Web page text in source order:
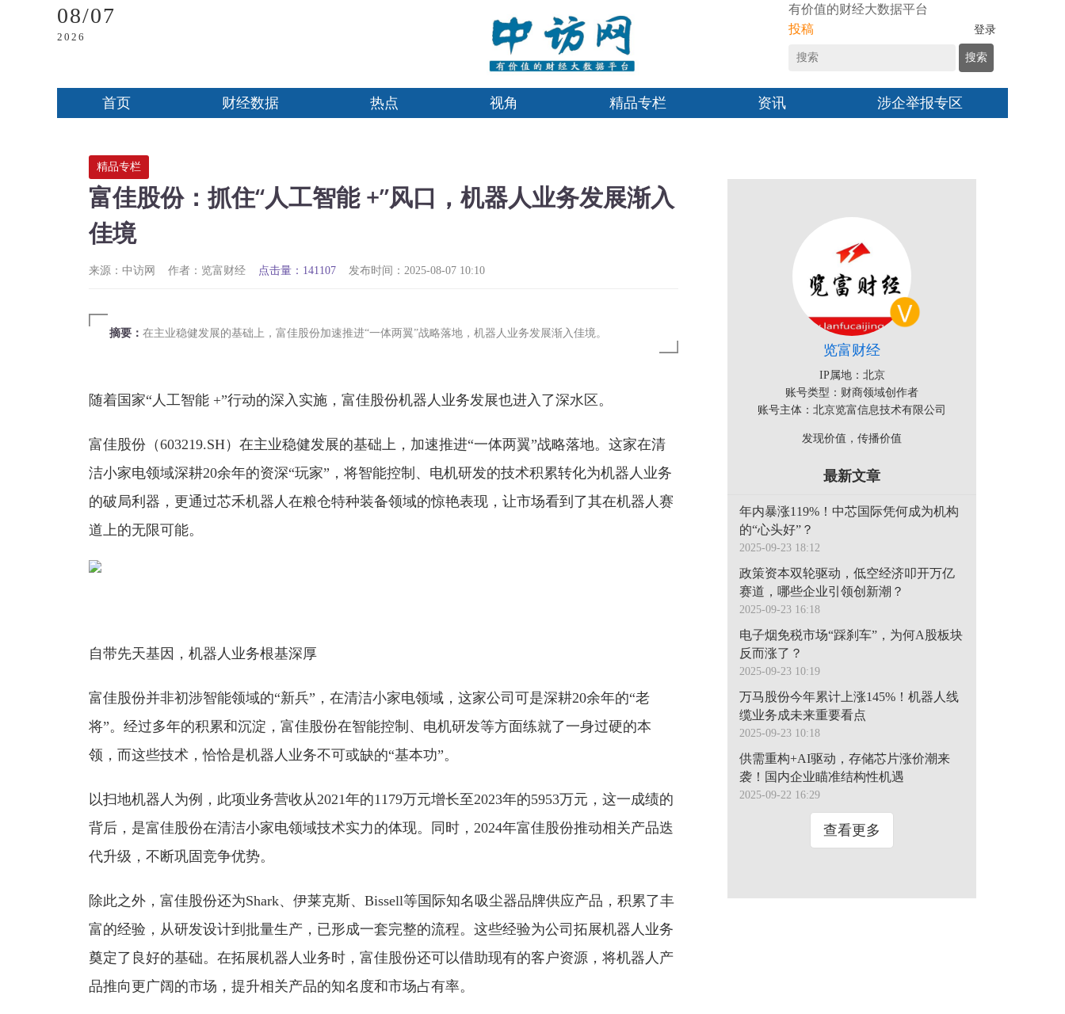
08/07
2026
有价值的财经大数据平台
投稿
登录
搜索
首页 财经数据 热点 视角 精品专栏 资讯 涉企举报专区
精品专栏
富佳股份：抓住“人工智能 +”风口，机器人业务发展渐入
佳境
来源：中访网 作者：览富财经 点击量：141107 发布时间：2025-08-07 10:10
摘要： 在主业稳健发展的基础上，富佳股份加速推进“一体两翼”战略落地，机器人业务发展渐入佳境。
随着国家“人工智能 +”行动的深入实施，富佳股份机器人业务发展也进入了深水区。
富佳股份（603219.SH）在主业稳健发展的基础上，加速推进“一体两翼”战略落地。这家在清
洁小家电领域深耕20余年的资深“玩家”，将智能控制、电机研发的技术积累转化为机器人业务
的破局利器，更通过芯禾机器人在粮仓特种装备领域的惊艳表现，让市场看到了其在机器人赛
道上的无限可能。
自带先天基因，机器人业务根基深厚
富佳股份并非初涉智能领域的“新兵”，在清洁小家电领域，这家公司可是深耕20余年的“老
将”。经过多年的积累和沉淀，富佳股份在智能控制、电机研发等方面练就了一身过硬的本
领，而这些技术，恰恰是机器人业务不可或缺的“基本功”。
以扫地机器人为例，此项业务营收从2021年的1179万元增长至2023年的5953万元，这一成绩的
背后，是富佳股份在清洁小家电领域技术实力的体现。同时，2024年富佳股份推动相关产品迭
代升级，不断巩固竞争优势。
除此之外，富佳股份还为Shark、伊莱克斯、Bissell等国际知名吸尘器品牌供应产品，积累了丰
富的经验，从研发设计到批量生产，已形成一套完整的流程。这些经验为公司拓展机器人业务
奠定了良好的基础。在拓展机器人业务时，富佳股份还可以借助现有的客户资源，将机器人产
品推向更广阔的市场，提升相关产品的知名度和市场占有率。
览富财经
IP属地：北京
账号类型：财商领域创作者
账号主体：北京览富信息技术有限公司
发现价值，传播价值
最新文章
年内暴涨119%！中芯国际凭何成为机构
的“心头好”？
2025-09-23 18:12
政策资本双轮驱动，低空经济叩开万亿
赛道，哪些企业引领创新潮？
2025-09-23 16:18
电子烟免税市场“踩刹车”，为何A股板块
反而涨了？
2025-09-23 10:19
万马股份今年累计上涨145%！机器人线
缆业务成未来重要看点
2025-09-23 10:18
供需重构+AI驱动，存储芯片涨价潮来
袭！国内企业瞄准结构性机遇
2025-09-22 16:29
查看更多